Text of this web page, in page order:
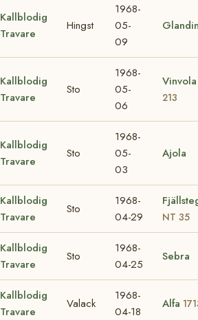
Kallblodig
Travare
Hingst
1968-
05-
09
Kallblodig
Travare
Sto
1968-
05-
06
213
Kallblodig
Travare
Sto
1968-
05-
03
Ajola
Kallblodig
Travare
Sto
1968-
04-29
NT 35
Kallblodig
Travare
Sto
1968-
04-25
Sebra
Kallblodig
Travare
Valack
1968-
04-18
Alfa